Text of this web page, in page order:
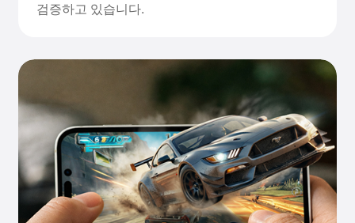
검증하고 있습니다.